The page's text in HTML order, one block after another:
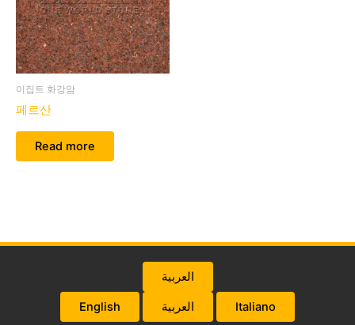
이집트 화강암
페르산
Read more
العربية
English العربية Italiano